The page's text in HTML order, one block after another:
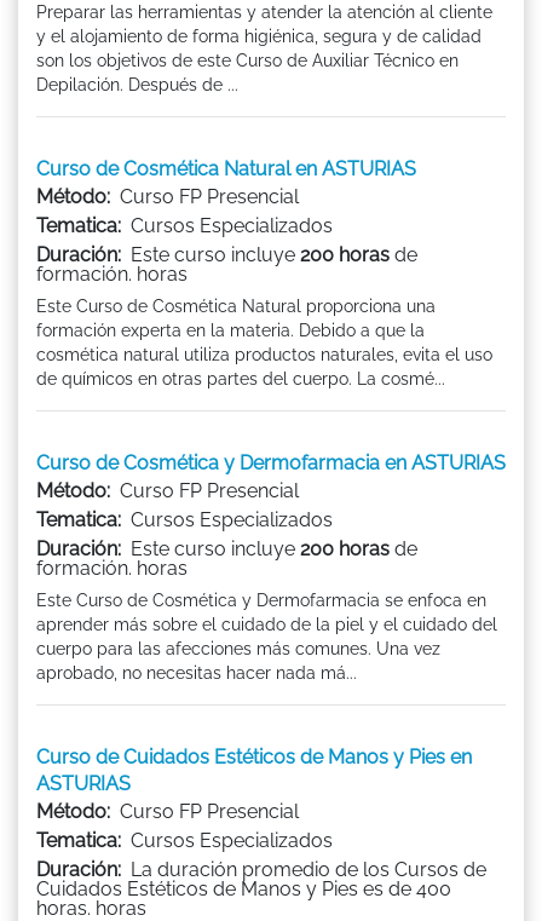
Preparar las herramientas y atender la atención al cliente
y el alojamiento de forma higiénica, segura y de calidad
son los objetivos de este Curso de Auxiliar Técnico en
Depilación. Después de ...
Curso de Cosmética Natural en ASTURIAS
Método: Curso FP Presencial
Tematica: Cursos Especializados
Duración: Este curso incluye 200 horas de
formación. horas
Este Curso de Cosmética Natural proporciona una
formación experta en la materia. Debido a que la
cosmética natural utiliza productos naturales, evita el uso
de químicos en otras partes del cuerpo. La cosmé...
Curso de Cosmética y Dermofarmacia en ASTURIAS
Método: Curso FP Presencial
Tematica: Cursos Especializados
Duración: Este curso incluye 200 horas de
formación. horas
Este Curso de Cosmética y Dermofarmacia se enfoca en
aprender más sobre el cuidado de la piel y el cuidado del
cuerpo para las afecciones más comunes. Una vez
aprobado, no necesitas hacer nada má...
Curso de Cuidados Estéticos de Manos y Pies en
ASTURIAS
Método: Curso FP Presencial
Tematica: Cursos Especializados
Duración: La duración promedio de los Cursos de
Cuidados Estéticos de Manos y Pies es de 400
horas. horas